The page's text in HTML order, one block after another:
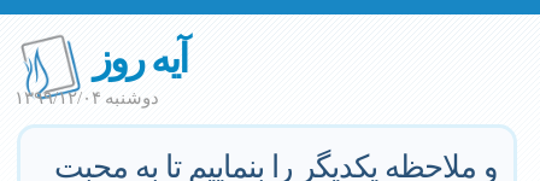
آیه روز
دوشنبه ۱۳۹۹/۱۲/۰۴
و ملاحظه یکدیگر را بنماییم تا به محبت